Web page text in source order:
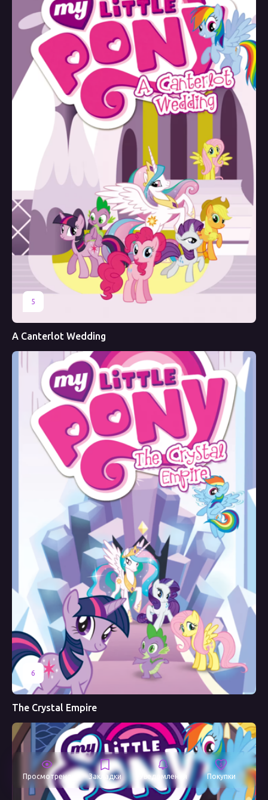
5
A Canterlot Wedding
6
The Crystal Empire
Просмотрено Закладки Уведомления Покупки